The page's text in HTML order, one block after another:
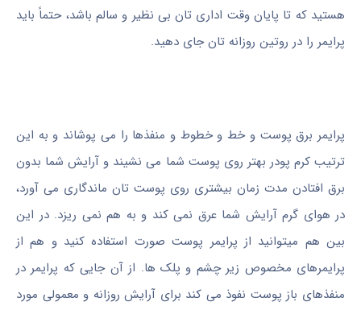
هستید که تا پایان وقت اداری تان بی نظیر و سالم باشد، حتماً باید
پرایمر را در روتین روزانه تان جای دهید.
پرایمر برق پوست و خط و خطوط و منفذها را می پوشاند و به این
ترتیب کرم پودر بهتر روی پوست شما می نشیند و آرایش شما بدون
برق افتادن مدت زمان بیشتری روی پوست تان ماندگاری می آورد،
در هوای گرم آرایش شما عرق نمی کند و به هم نمی ریزد. در این
بین هم میتوانید از پرایمر پوست صورت استفاده کنید و هم از
پرایمرهای مخصوص زیر چشم و پلک ها. از آن جایی که پرایمر در
منفذهای باز پوست نفوذ می کند برای آرایش روزانه و معمولی مورد